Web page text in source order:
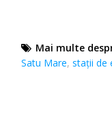
Mai multe
Satu Mare,stații de